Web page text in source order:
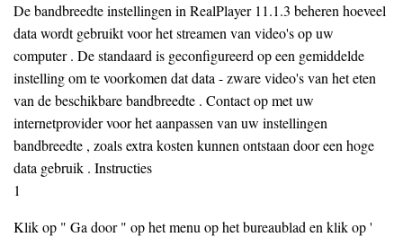
De bandbreedte instellingen in RealPlayer 11.1.3 beheren hoeveel
data wordt gebruikt voor het streamen van video's op uw
computer . De standaard is geconfigureerd op een gemiddelde
instelling om te voorkomen dat data - zware video's van het eten
van de beschikbare bandbreedte . Contact op met uw
internetprovider voor het aanpassen van uw instellingen
bandbreedte , zoals extra kosten kunnen ontstaan ​​door een hoge
data gebruik . Instructies
1
Klik op " Ga door " op het menu op het bureaublad en klik op '